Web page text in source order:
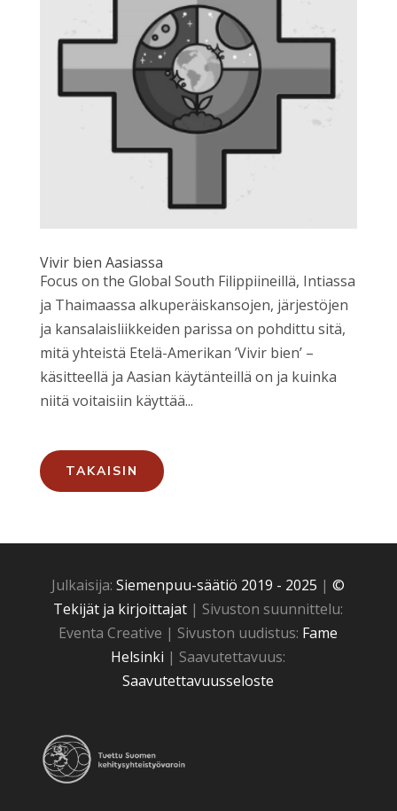
Vivir bien Aasiassa
Focus on the Global South Filippiineillä, Intiassa
ja Thaimaassa alkuperäiskansojen, järjestöjen
ja kansalaisliikkeiden parissa on pohdittu sitä,
mitä yhteistä Etelä-Amerikan ’Vivir bien’ –
käsitteellä ja Aasian käytänteillä on ja kuinka
niitä voitaisiin käyttää...
TAKAISIN
Julkaisija:Siemenpuu-säätiö 2019 - 2025 |©
Tekijät ja kirjoittajat | Sivuston suunnittelu:
Eventa Creative | Sivuston uudistus: Fame
Helsinki | Saavutettavuus:
Saavutettavuusseloste